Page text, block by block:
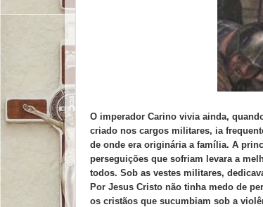
O imperador Carino vivia ainda,
criado nos cargos militares, ia
de onde era originária a família. A
perseguições que sofriam levara a
todos. Sob as vestes militares,
Por Jesus Cristo não tinha medo de
os cristãos que sucumbiam sob a